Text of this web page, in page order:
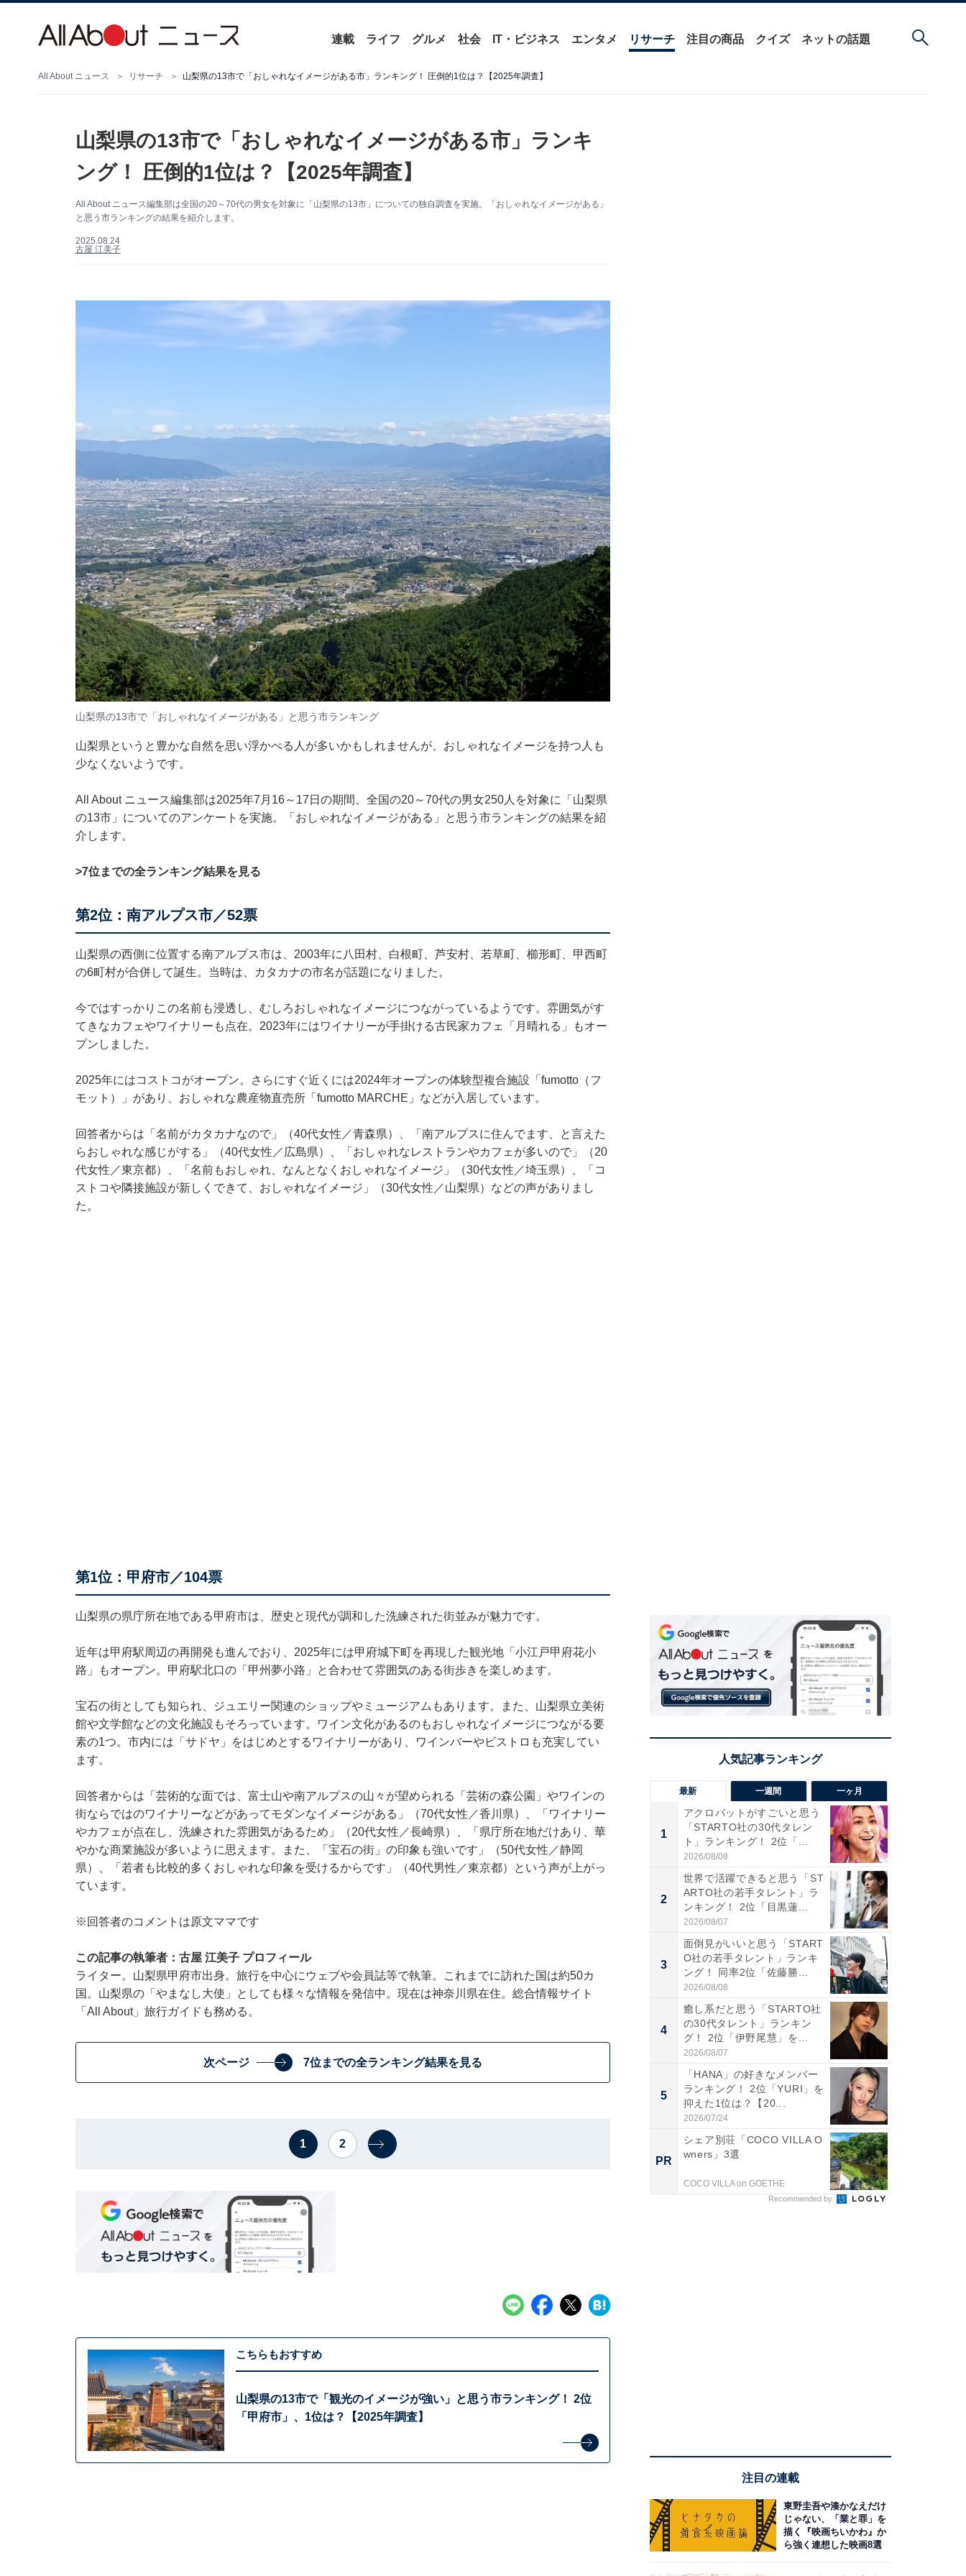
連載 ライフ グルメ 社会 IT・ビジネス エンタメ リサーチ 注目の商品 クイズ ネットの話題
All About ニュース リサーチ 山梨県の13市で「おしゃれなイメージがある市」ランキング！ 圧倒的1位は？【2025年調査】
山梨県の13市で「おしゃれなイメージがある市」ランキ
ング！ 圧倒的1位は？【2025年調査】
All About ニュース編集部は全国の20～70代の男女を対象に「山梨県の13市」についての独自調査を実施。「おしゃれなイメージがある」
と思う市ランキングの結果を紹介します。
2025.08.24
古屋 江美子
山梨県の13市で「おしゃれなイメージがある」と思う市ランキング
山梨県というと豊かな自然を思い浮かべる人が多いかもしれませんが、おしゃれなイメージを持つ人も
少なくないようです。
All About ニュース編集部は2025年7月16～17日の期間、全国の20～70代の男女250人を対象に「山梨県
の13市」についてのアンケートを実施。「おしゃれなイメージがある」と思う市ランキングの結果を紹
介します。
>7位までの全ランキング結果を見る
第2位：南アルプス市／52票
山梨県の西側に位置する南アルプス市は、2003年に八田村、白根町、芦安村、若草町、櫛形町、甲西町
の6町村が合併して誕生。当時は、カタカナの市名が話題になりました。
今ではすっかりこの名前も浸透し、むしろおしゃれなイメージにつながっているようです。雰囲気がす
てきなカフェやワイナリーも点在。2023年にはワイナリーが手掛ける古民家カフェ「月晴れる」もオー
プンしました。
2025年にはコストコがオープン。さらにすぐ近くには2024年オープンの体験型複合施設「fumotto（フ
モット）」があり、おしゃれな農産物直売所「fumotto MARCHE」などが入居しています。
回答者からは「名前がカタカナなので」（40代女性／青森県）、「南アルプスに住んでます、と言えた
らおしゃれな感じがする」（40代女性／広島県）、「おしゃれなレストランやカフェが多いので」（20
代女性／東京都）、「名前もおしゃれ、なんとなくおしゃれなイメージ」（30代女性／埼玉県）、「コ
ストコや隣接施設が新しくできて、おしゃれなイメージ」（30代女性／山梨県）などの声がありまし
た。
第1位：甲府市／104票
山梨県の県庁所在地である甲府市は、歴史と現代が調和した洗練された街並みが魅力です。
近年は甲府駅周辺の再開発も進んでおり、2025年には甲府城下町を再現した観光地「小江戸甲府花小
路」もオープン。甲府駅北口の「甲州夢小路」と合わせて雰囲気のある街歩きを楽しめます。
宝石の街としても知られ、ジュエリー関連のショップやミュージアムもあります。また、山梨県立美術
館や文学館などの文化施設もそろっています。ワイン文化があるのもおしゃれなイメージにつながる要
素の1つ。市内には「サドヤ」をはじめとするワイナリーがあり、ワインバーやビストロも充実してい
ます。
回答者からは「芸術的な面では、富士山や南アルプスの山々が望められる「芸術の森公園」やワインの
街ならではのワイナリーなどがあってモダンなイメージがある」（70代女性／香川県）、「ワイナリー
やカフェが点在し、洗練された雰囲気があるため」（20代女性／長崎県）、「県庁所在地だけあり、華
やかな商業施設が多いように思えます。また、「宝石の街」の印象も強いです」（50代女性／静岡
県）、「若者も比較的多くおしゃれな印象を受けるからです」（40代男性／東京都）という声が上がっ
ています。
※回答者のコメントは原文ママです
この記事の執筆者：古屋 江美子 プロフィール
ライター。山梨県甲府市出身。旅行を中心にウェブや会員誌等で執筆。これまでに訪れた国は約50カ
国。山梨県の「やまなし大使」としても様々な情報を発信中。現在は神奈川県在住。総合情報サイト
「All About」旅行ガイドも務める。
次ページ 7位までの全ランキング結果を見る
1 2
こちらもおすすめ
山梨県の13市で「観光のイメージが強い」と思う市ランキング！ 2位
「甲府市」、1位は？【2025年調査】
最新 一週間 一ヶ月
1
アクロバットがすごいと思う
「STARTO社の30代タレン
ト」ランキング！ 2位「...
2026/08/08
2
世界で活躍できると思う「ST
ARTO社の若手タレント」ラ
ンキング！ 2位「目黒蓮...
2026/08/07
3
面倒見がいいと思う「START
O社の若手タレント」ランキ
ング！ 同率2位「佐藤勝...
2026/08/08
4
癒し系だと思う「STARTO社
の30代タレント」ランキン
グ！ 2位「伊野尾慧」を...
2026/08/07
5
「HANA」の好きなメンバー
ランキング！ 2位「YURI」を
抑えた1位は？【20...
2026/07/24
PR
シェア別荘「COCO VILLA O
wners」3選
COCO VILLA on GOETHE
Recommended by
注目の連載
東野圭吾や湊かなえだけ
じゃない、「業と罪」を
描く『映画ちいかわ』か
ら強く連想した映画8選